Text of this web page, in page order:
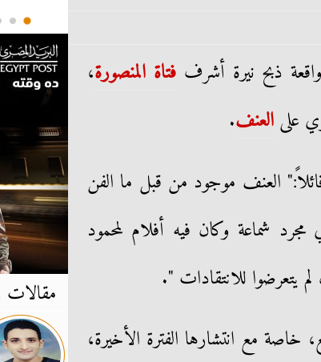
ذبح نيرة أشرففتاة المنصورة،
علىالعنف.
العنف موجود من قبل ما الفن
شماعة وكان فيه أفلام لمحمود
يتعرضوا للانتقادات ".
خاصة مع انتشارها الفترة الأخيرة،